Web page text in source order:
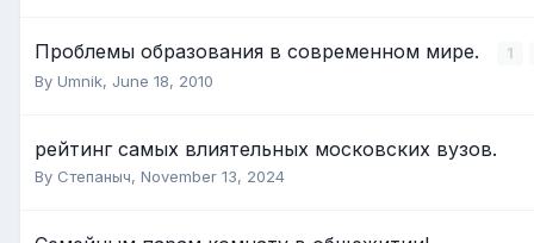
Проблемы образования в современном мире. 1
By Umnik, June 18, 2010
рейтинг самых влиятельных московских вузов.
By Степаныч, November 13, 2024